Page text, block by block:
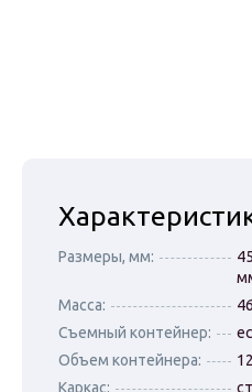
Размеры, мм:
Масса:
Съемный контейнер:
Объем контейнера:
Каркас: